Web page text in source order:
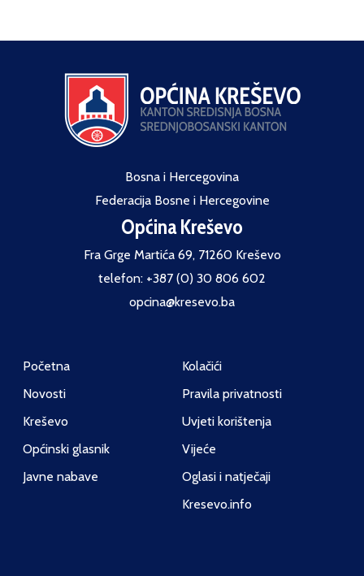
Bosna i Hercegovina
Federacija Bosne i Hercegovine
Općina Kreševo
Fra Grge Martića 69, 71260 Kreševo
telefon: +387 (0) 30 806 602
opcina@kresevo.ba
Početna
Novosti
Kreševo
Općinski glasnik
Javne nabave
Kolačići
Pravila privatnosti
Uvjeti korištenja
Vijeće
Oglasi i natječaji
Kresevo.info